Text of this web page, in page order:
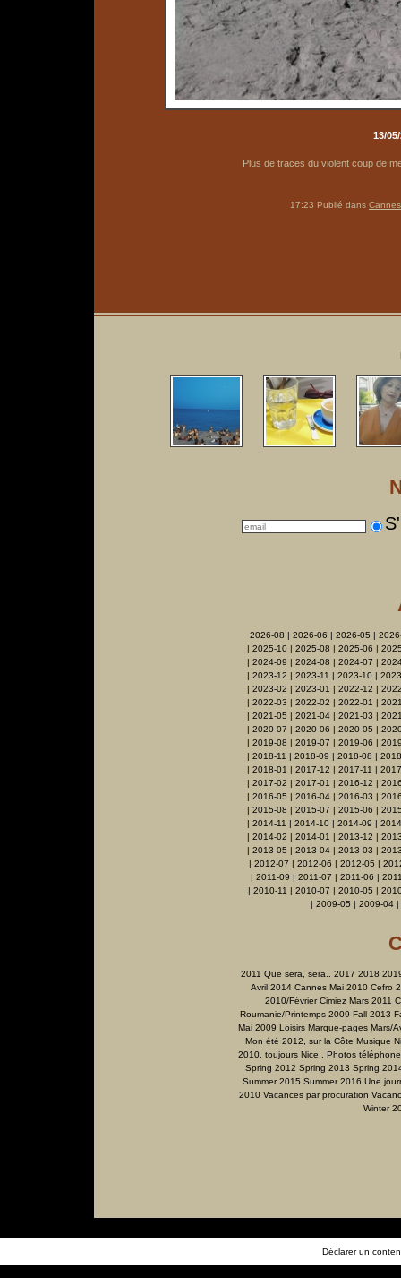
13/
Plus de traces du violent coup de
17:23 Publié dans
2026-08 | 2026-06 | 2026-05 |
| 2025-10| 2025-08 | 2025-06 |
| 2024-09 | 2024-08 | 2024-07 |
| 2023-12 | 2023-11 | 2023-10 |
| 2023-02 | 2023-01 | 2022-12 |
| 2022-03 | 2022-02 | 2022-01 |
| 2021-05 | 2021-04| 2021-03 |
| 2020-07 | 2020-06 | 2020-05 |
| 2019-08 | 2019-07 | 2019-06 |
| 2018-11 | 2018-09 | 2018-08 |
| 2018-01 | 2017-12 | 2017-11 |
| 2017-02 | 2017-01 | 2016-12 |
| 2016-05 | 2016-04 | 2016-03 |
| 2015-08 | 2015-07 | 2015-06 |
| 2014-11 | 2014-10 | 2014-09 |
| 2014-02 | 2014-01 | 2013-12 |
| 2013-05 | 2013-04 | 2013-03 |
| 2012-07 | 2012-06 | 2012-05 |
| 2011-09 | 2011-07 | 2011-06 |
| 2010-11 | 2010-07 | 2010-05 |
| 2009-05 | 2009-04 |
2011 Que sera, sera.. 2017 2018
Avril 2014 Cannes Mai 2010 Cefro
2010/Février Cimiez Mars 2011
Roumanie/Printemps 2009 Fall 2013
Mai 2009 Loisirs Marque-pages Mars/
Mon été 2012, sur la Côte Musique
2010, toujours Nice..
Photos téléphone
Spring 2012 Spring 2013 Spring
Summer 2015 Summer 2016 Une
2010 Vacances par procuration
Winter
Déclarer un